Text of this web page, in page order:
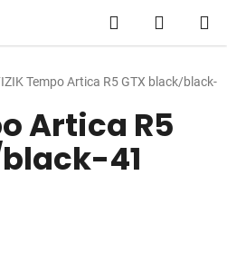
Hledat
KOŠÍK
Tempo Artica R5 GTX black/black-
Artica R5
41